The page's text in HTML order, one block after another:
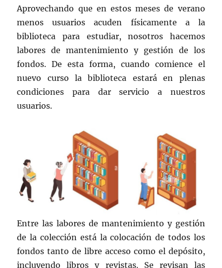
Aprovechando que en estos meses de verano
menos usuarios acuden físicamente a la
biblioteca para estudiar, nosotros hacemos
labores de mantenimiento y gestión de los
fondos. De esta forma, cuando comience el
nuevo curso la biblioteca estará en plenas
condiciones para dar servicio a nuestros
usuarios.
Entre las labores de mantenimiento y gestión
de la colección está la colocación de todos los
fondos tanto de libre acceso como el depósito,
incluyendo libros y revistas. Se revisan las